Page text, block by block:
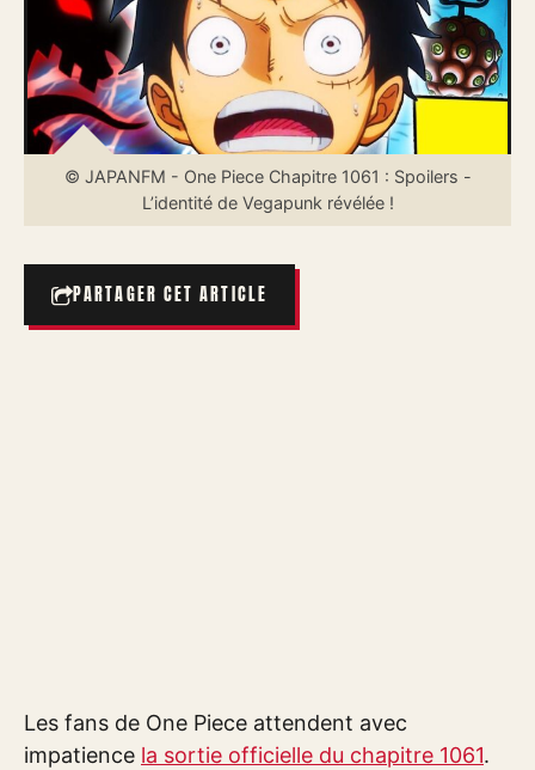
© JAPANFM - One Piece Chapitre 1061 : Spoilers -
L’identité de Vegapunk révélée !
PARTAGER CET ARTICLE
Les fans de One Piece attendent avec
impatience la sortie officielle du chapitre 1061.